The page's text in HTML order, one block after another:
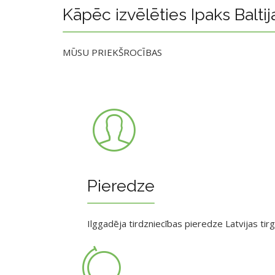
Kāpēc izvēlēties Ipaks
MŪSU PRIEKŠROCĪBAS
Pieredze
Ilggadēja tirdzniecības pieredze Latvijas